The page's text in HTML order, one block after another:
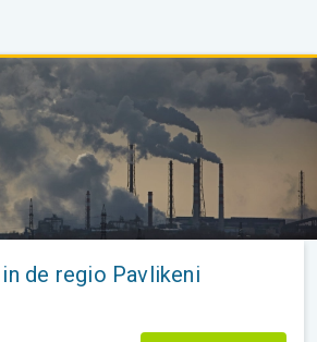
de regio Pavlikeni